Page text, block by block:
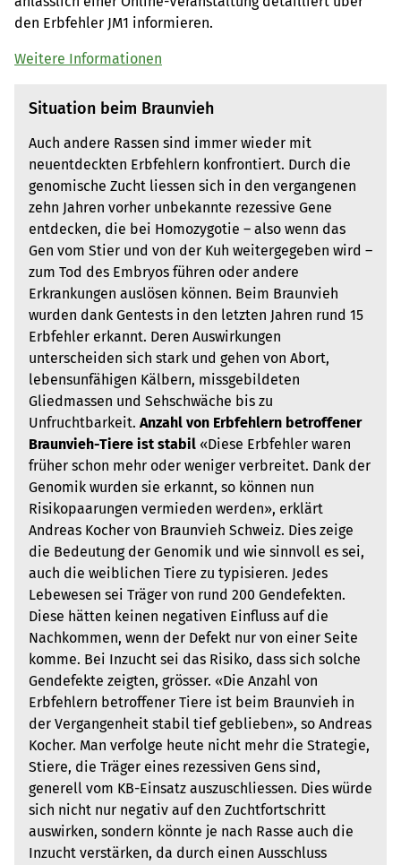
den Erbfehler JM1 informieren.
Weitere Informationen
Situation beim Braunvieh
Auch andere Rassen sind immer wieder mit
neuentdeckten Erbfehlern konfrontiert. Durch die
genomische Zucht liessen sich in den vergangenen
zehn Jahren vorher unbekannte rezessive Gene
entdecken, die bei Homozygotie – also wenn das
Gen vom Stier und von der Kuh weitergegeben wird –
zum Tod des Embryos führen oder andere
Erkrankungen auslösen können. Beim Braunvieh
wurden dank Gentests in den letzten Jahren rund 15
Erbfehler erkannt. Deren Auswirkungen
unterscheiden sich stark und gehen von Abort,
lebensunfähigen Kälbern, missgebildeten
Gliedmassen und Sehschwäche bis zu
Unfruchtbarkeit. Anzahl von Erbfehlern betroffener
Braunvieh-Tiere ist stabil «Diese Erbfehler waren
früher schon mehr oder weniger verbreitet. Dank der
Genomik wurden sie erkannt, so können nun
Risikopaarungen vermieden werden», erklärt
Andreas Kocher von Braunvieh Schweiz. Dies zeige
die Bedeutung der Genomik und wie sinnvoll es sei,
auch die weiblichen Tiere zu typisieren. Jedes
Lebewesen sei Träger von rund 200 Gendefekten.
Diese hätten keinen negativen Einfluss auf die
Nachkommen, wenn der Defekt nur von einer Seite
komme. Bei Inzucht sei das Risiko, dass sich solche
Gendefekte zeigten, grösser. «Die Anzahl von
Erbfehlern betroffener Tiere ist beim Braunvieh in
der Vergangenheit stabil tief geblieben», so Andreas
Kocher. Man verfolge heute nicht mehr die Strategie,
Stiere, die Träger eines rezessiven Gens sind,
generell vom KB-Einsatz auszuschliessen. Dies würde
sich nicht nur negativ auf den Zuchtfortschritt
auswirken, sondern könnte je nach Rasse auch die
Inzucht verstärken, da durch einen Ausschluss